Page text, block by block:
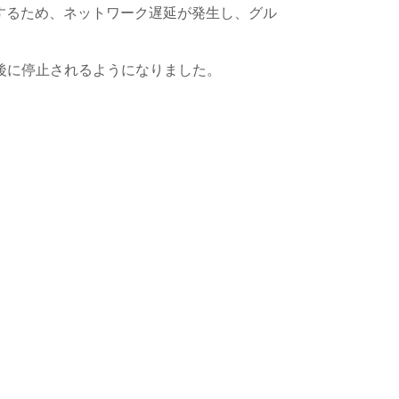
ため、ネットワーク遅延が発生し、グル
停止されるようになりました。